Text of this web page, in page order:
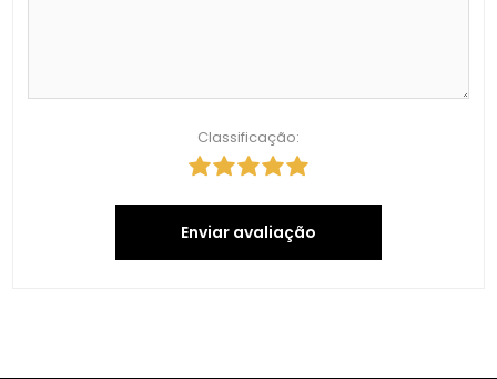
Classificação:
Enviar avaliação